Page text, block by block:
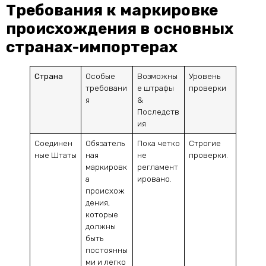
Требования к маркировке
происхождения в основных
странах-импортерах
Страна
Особые
требовани
я
Возможны
е штрафы
&
Последств
ия
Уровень
проверки
Соединен
ные Штаты
Обязатель
ная
маркировк
а
происхож
дения,
которые
должны
быть
постоянны
ми и легко
Пока четко
не
регламент
ировано.
Строгие
проверки.